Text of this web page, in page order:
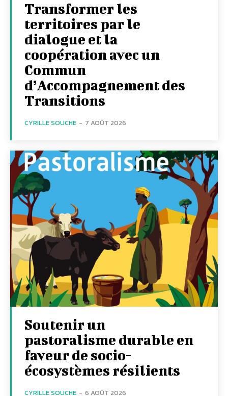
Transformer les
territoires par le
dialogue et la
coopération avec un
Commun
d’Accompagnement des
Transitions
CYRILLE SOUCHE - 7 AOÛT 2026
Soutenir un
pastoralisme durable en
faveur de socio-
écosystèmes résilients
CYRILLE SOUCHE - 6 AOÛT 2026